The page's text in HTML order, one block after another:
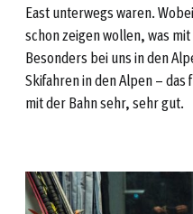
East unterwegs waren.
schon zeigen wollen, was
Besonders bei uns in den
Skifahren in den Alpen –
mit der Bahn sehr, sehr gut.